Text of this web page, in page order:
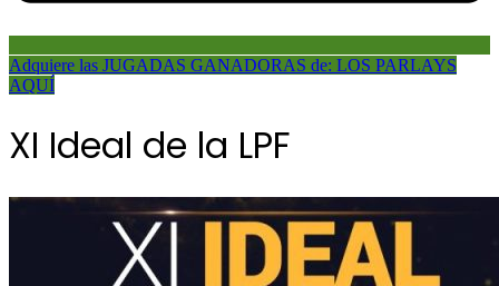
Adquiere las JUGADAS GANADORAS de: LOS PARLAYS
AQUÍ
XI Ideal de la LPF